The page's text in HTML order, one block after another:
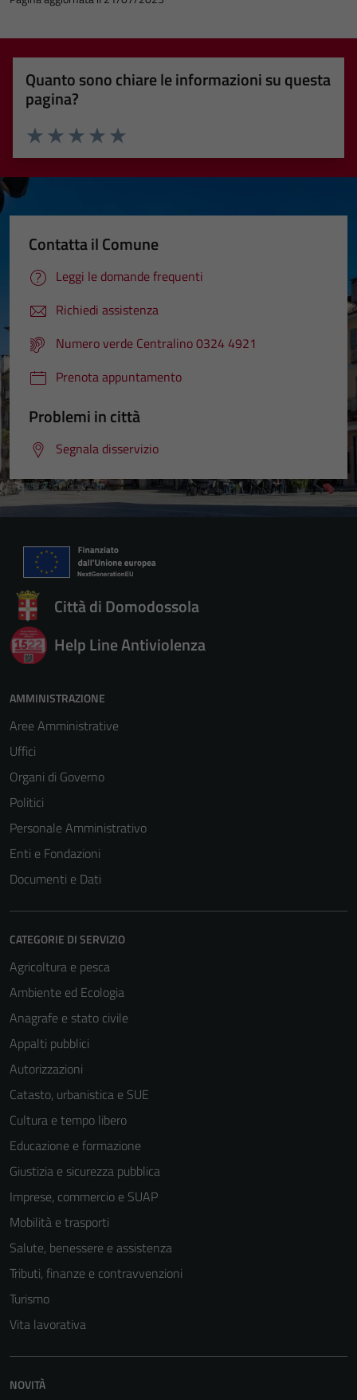
Quanto sono chiare le informazioni su questa
pagina?
Valuta 5 stelle su 5
Valuta 4 stelle su 5
Valuta 3 stelle su 5
Valuta 2 stelle su 5
Valuta 1 stelle su 5
Contatta il Comune
Leggi le domande frequenti
Richiedi assistenza
Numero verde Centralino 0324 4921
Prenota appuntamento
Problemi in città
Segnala disservizio
Città di Domodossola
Help Line Antiviolenza
AMMINISTRAZIONE
Aree Amministrative
Uffici
Organi di Governo
Politici
Personale Amministrativo
Enti e Fondazioni
Documenti e Dati
CATEGORIE DI SERVIZIO
Agricoltura e pesca
Ambiente ed Ecologia
Anagrafe e stato civile
Appalti pubblici
Autorizzazioni
Catasto, urbanistica e SUE
Cultura e tempo libero
Educazione e formazione
Giustizia e sicurezza pubblica
Imprese, commercio e SUAP
Mobilità e trasporti
Salute, benessere e assistenza
Tributi, finanze e contravvenzioni
Turismo
Vita lavorativa
NOVITÀ
per il
non raccolgono
informazioni
personali.